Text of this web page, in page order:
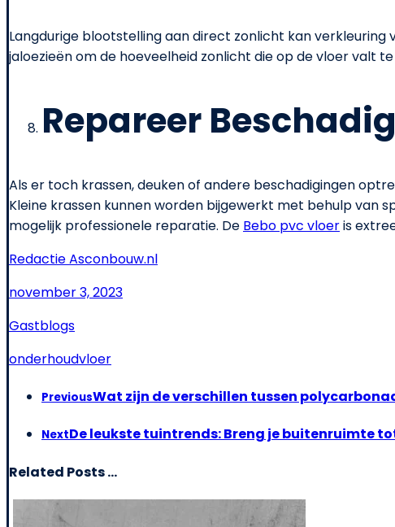
Langdurige blootstelling aan direct zonlicht kan
jaloezieën om de hoeveelheid zonlicht die op de vloer valt
Repareer
Als er toch krassen, deuken of andere beschadigingen
Kleine krassen kunnen worden bijgewerkt met behulp van
mogelijk professionele reparatie. De Bebo pvc vloeris
Redactie Asconbouw.nl
november 3, 2023
Gastblogs
onderhoudvloer
PreviousWat zijn de verschillen tussen
NextDe leukste tuintrends: Breng je buitenruimte
Related Posts ...